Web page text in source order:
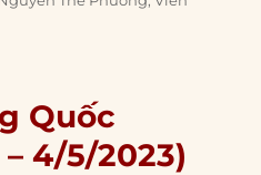
Quốc
4/5/2023)